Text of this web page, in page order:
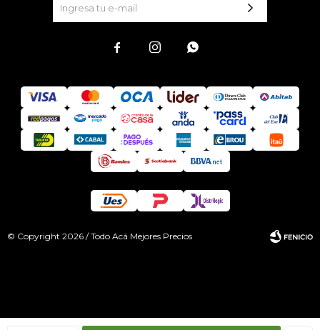
  
© Copyright 2026 / Todo Acá Mejores Precios